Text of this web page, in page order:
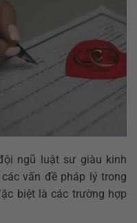
ngũ luật sư giàu kinh
vấn đề pháp lý trong
biệt là các trường hợp